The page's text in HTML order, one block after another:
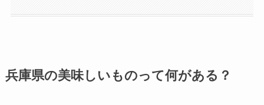
兵庫県の美味しいものって何がある？